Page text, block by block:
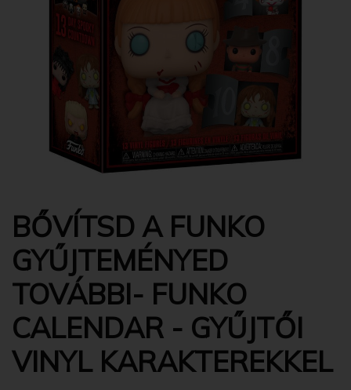
BŐVÍTSD A FUNKO
GYŰJTEMÉNYED
TOVÁBBI- FUNKO
CALENDAR - GYŰJTŐI
VINYL KARAKTEREKKEL